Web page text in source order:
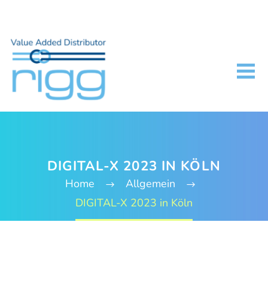
DIGITAL-X 2023 IN KÖLN
Home
Allgemein
DIGITAL-X 2023 in Köln